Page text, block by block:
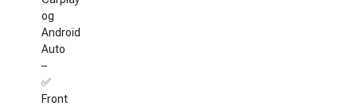
og
Android
Auto
–
✅
Front